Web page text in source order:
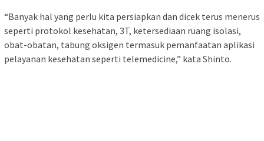
“Banyak hal yang perlu kita persiapkan dan dicek terus menerus
seperti protokol kesehatan, 3T, ketersediaan ruang isolasi,
obat-obatan, tabung oksigen termasuk pemanfaatan aplikasi
pelayanan kesehatan seperti telemedicine,” kata Shinto.